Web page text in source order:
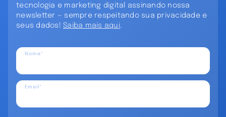
tecnologia e marketing digital assinando nossa
newsletter — sempre respeitando sua privacidade e
seus dados! Saiba mais aqui.
Nome*
Email*